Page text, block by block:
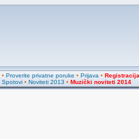
• Proverite privatne poruke • Prijava • Registracija
Spotovi • Noviteti 2013 • Muzički noviteti 2014